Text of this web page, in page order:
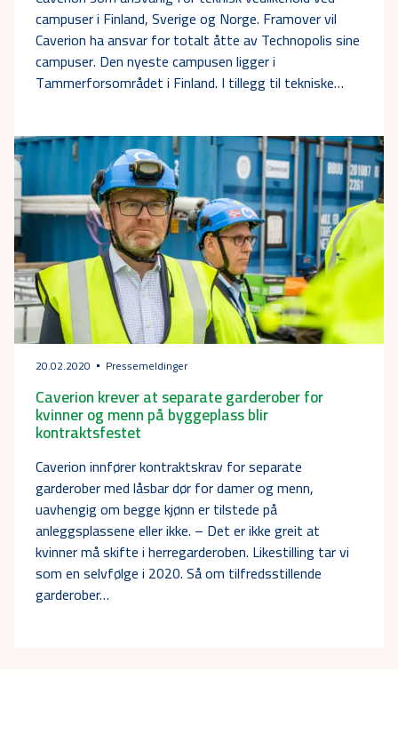
campuser i Finland, Sverige og Norge. Framover vil
Caverion ha ansvar for totalt åtte av Technopolis sine
campuser. Den nyeste campusen ligger i
Tammerforsområdet i Finland. I tillegg til tekniske…
20.02.2020 Pressemeldinger
Caverion krever at separate garderober for
kvinner og menn på byggeplass blir
kontraktsfestet
Caverion innfører kontraktskrav for separate
garderober med låsbar dør for damer og menn,
uavhengig om begge kjønn er tilstede på
anleggsplassene eller ikke. – Det er ikke greit at
kvinner må skifte i herregarderoben. Likestilling tar vi
som en selvfølge i 2020. Så om tilfredsstillende
garderober…